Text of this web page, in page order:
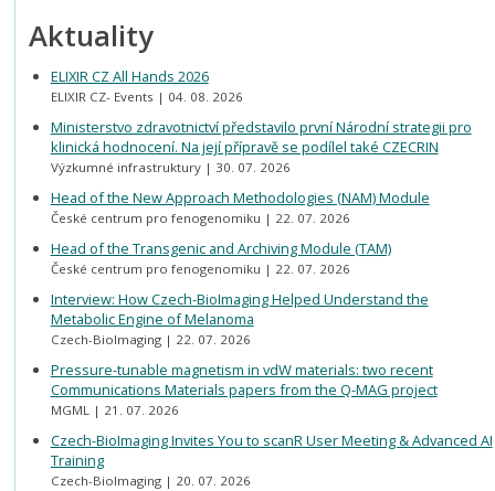
Aktuality
ELIXIR CZ All Hands 2026
ELIXIR CZ- Events 04. 08. 2026
Ministerstvo zdravotnictví představilo první Národní strategii pro
klinická hodnocení. Na její přípravě se podílel také CZECRIN
Výzkumné infrastruktury 30. 07. 2026
Head of the New Approach Methodologies (NAM) Module
České centrum pro fenogenomiku 22. 07. 2026
Head of the Transgenic and Archiving Module (TAM)
České centrum pro fenogenomiku 22. 07. 2026
Interview: How Czech-BioImaging Helped Understand the
Metabolic Engine of Melanoma
Czech-BioImaging 22. 07. 2026
Pressure-tunable magnetism in vdW materials: two recent
Communications Materials papers from the Q-MAG project
MGML 21. 07. 2026
Czech-BioImaging Invites You to scanR User Meeting & Advanced AI
Training
Czech-BioImaging 20. 07. 2026